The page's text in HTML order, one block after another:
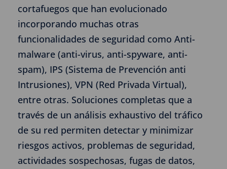
cortafuegos que han evolucionado
incorporando muchas otras
funcionalidades de seguridad como Anti-
malware (anti-virus, anti-spyware, anti-
spam), IPS (Sistema de Prevención anti
Intrusiones), VPN (Red Privada Virtual),
entre otras. Soluciones completas que a
través de un análisis exhaustivo del tráfico
de su red permiten detectar y minimizar
riesgos activos, problemas de seguridad,
actividades sospechosas, fugas de datos,